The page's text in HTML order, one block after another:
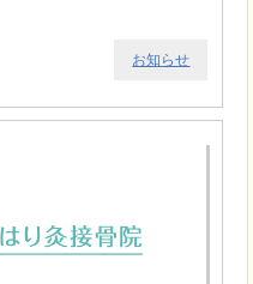
お知らせ